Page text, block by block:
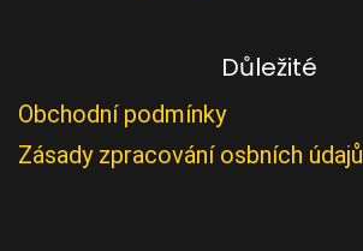
Důležité
Obchodní podmínky
Zásady zpracování osbních údajů